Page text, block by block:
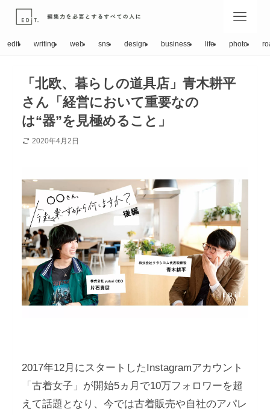
edit writing web sns design business life photo
「北欧、暮らしの道具店」青木耕平
さん「経営において重要なの
は“器”を見極めること」
2020年4月2日
2017年12月にスタートしたInstagramアカウント
「古着女子」が開始5ヵ月で10万フォロワーを超
えて話題となり、今では古着販売や自社のアパレ